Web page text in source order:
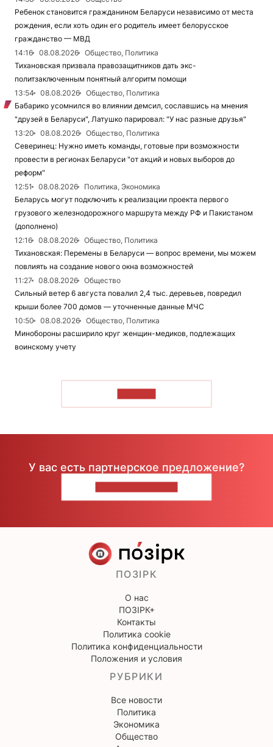
Ребенок становится гражданином Беларуси независимо от места
рождения, если хоть один его родитель имеет белорусское
гражданство — МВД
14:16
08.08.2026
Общество, Политика
Тихановская призвала правозащитников дать экс-
политзаключенным понятный алгоритм помощи
13:54
08.08.2026
Общество, Политика
Бабарико усомнился во влиянии демсил, сославшись на мнения
"друзей в Беларуси", Латушко парировал: "У нас разные друзья"
13:20
08.08.2026
Общество, Политика
Северинец: Нужно иметь команды, готовые при возможности
провести в регионах Беларуси "от акций и новых выборов до
реформ"
12:51
08.08.2026
Политика, Экономика
Беларусь могут подключить к реализации проекта первого
грузового железнодорожного маршрута между РФ и Пакистаном
(дополнено)
12:16
08.08.2026
Общество, Политика
Тихановская: Перемены в Беларуси — вопрос времени, мы можем
повлиять на создание нового окна возможностей
11:27
08.08.2026
Общество
Сильный ветер 6 августа повалил 2,4 тыс. деревьев, повредил
крыши более 700 домов — уточненные данные МЧС
10:50
08.08.2026
Общество, Политика
Минобороны расширило круг женщин-медиков, подлежащих
воинскому учету
У вас есть партнерское предложение?
ПОЗІРК
О нас
ПОЗІРК+
Контакты
Политика cookie
Политика конфиденциальности
Положения и условия
РУБРИКИ
Все новости
Политика
Экономика
Общество